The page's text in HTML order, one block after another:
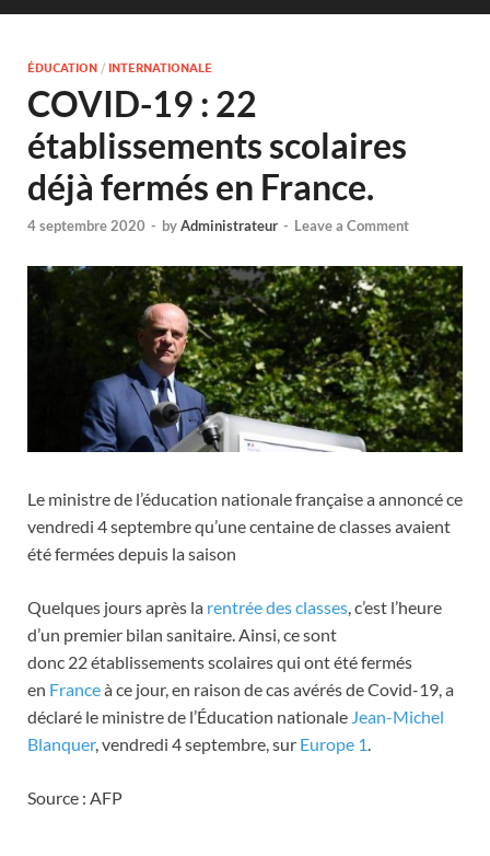
ÉDUCATION / INTERNATIONALE
COVID-19 : 22
établissements scolaires
déjà fermés en France.
4 septembre 2020 - byAdministrateur - Leave a Comment
Le ministre de l’éducation nationale française a annoncé ce
vendredi 4 septembre qu’une centaine de classes avaient
été fermées depuis la saison
Quelques jours après la rentrée des classes, c’est l’heure
d’un premier bilan sanitaire. Ainsi, ce sont
donc 22 établissements scolaires qui ont été fermés
en Franceà ce jour, en raison de cas avérés de Covid-19, a
déclaré le ministre de l’Éducation nationale Jean-Michel
Blanquer, vendredi 4 septembre, sur Europe 1.
Source : AFP